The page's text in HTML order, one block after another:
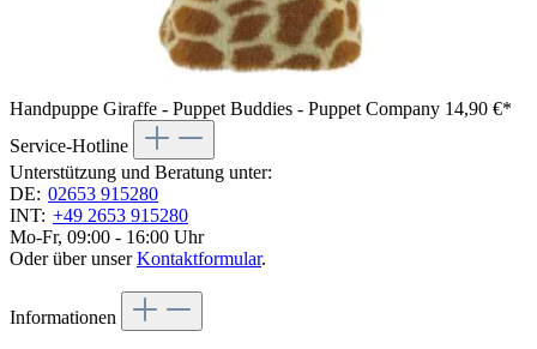
Handpuppe Giraffe - Puppet Buddies - Puppet Company 14,90 €*
Service-Hotline
Unterstützung und Beratung unter:
DE: 02653 915280
INT: +49 2653 915280
Mo-Fr, 09:00 - 16:00 Uhr
Oder über unserKontaktformular.
Informationen